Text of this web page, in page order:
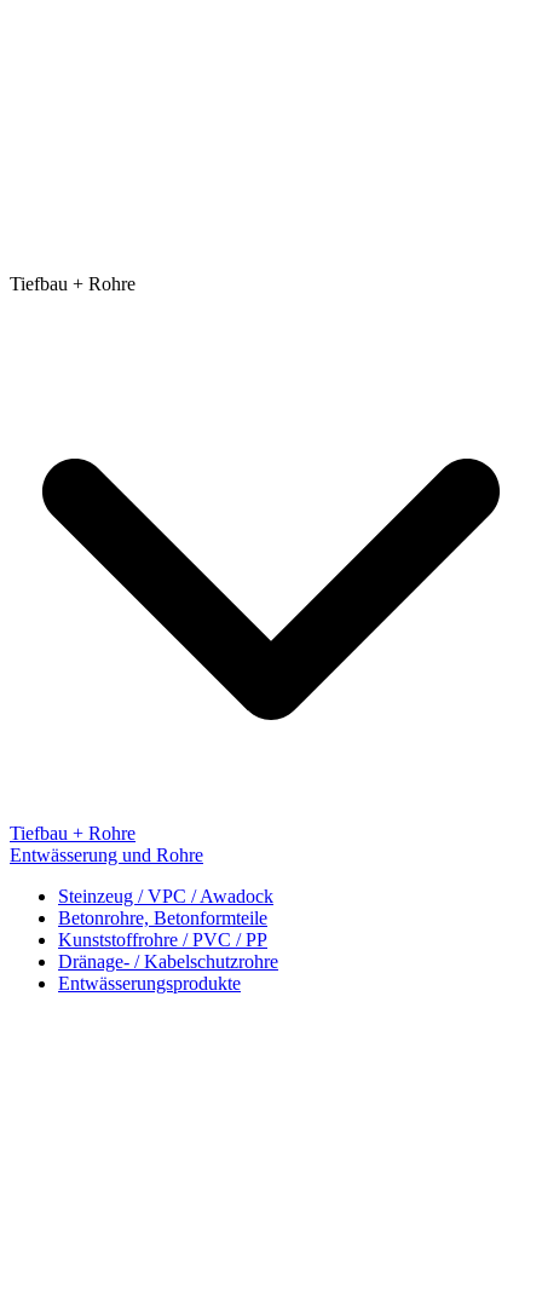
Tiefbau + Rohre
Tiefbau + Rohre
Entwässerung und Rohre
Steinzeug / VPC / Awadock
Betonrohre, Betonformteile
Kunststoffrohre / PVC / PP
Dränage- / Kabelschutzrohre
Entwässerungsprodukte